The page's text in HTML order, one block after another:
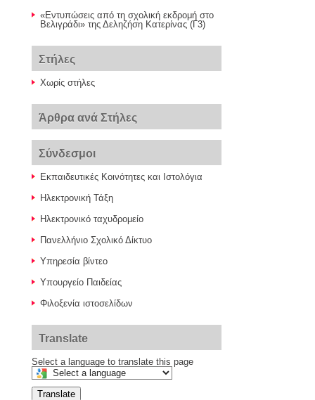
«Εντυπώσεις από τη σχολική εκδρομή στο
Βελιγράδι» της Δεληζήση Κατερίνας (Γ3)
Στήλες
Χωρίς στήλες
Άρθρα ανά Στήλες
Σύνδεσμοι
Εκπαιδευτικές Κοινότητες και Ιστολόγια
Ηλεκτρονική Τάξη
Ηλεκτρονικό ταχυδρομείο
Πανελλήνιο Σχολικό Δίκτυο
Υπηρεσία βίντεο
Υπουργείο Παιδείας
Φιλοξενία ιστοσελίδων
Translate
Select a language to translate this page
Translate